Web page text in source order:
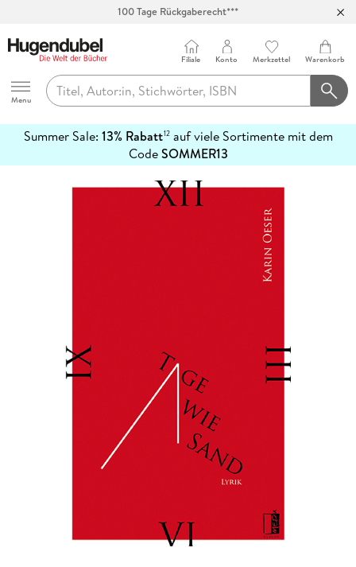
100 Tage Rückgaberecht***
Hugendubel
Menu
Filiale Konto Merkzettel Warenkorb
Summer Sale: 13% Rabatt12auf viele Sortimente mit dem
CodeSOMMER13
erfahren